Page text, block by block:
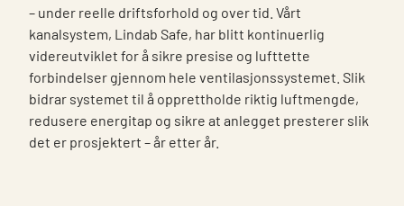
– under reelle driftsforhold og over tid. Vårt
kanalsystem, Lindab Safe, har blitt kontinuerlig
videreutviklet for å sikre presise og lufttette
forbindelser gjennom hele ventilasjonssystemet. Slik
bidrar systemet til å opprettholde riktig luftmengde,
redusere energitap og sikre at anlegget presterer slik
det er prosjektert – år etter år.